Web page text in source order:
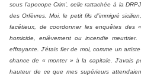
sous l’apocope Crim’, celle rattachée à la
des Orfèvres. Moi, le petit fils d’immigré
facétieux, de coordonner les enquêtes des
homicide, enlèvement ou incendie
effrayante. J’étais fier de moi, comme un
chance de « monter » à la capitale. J’avais
hauteur de ce que mes supérieurs